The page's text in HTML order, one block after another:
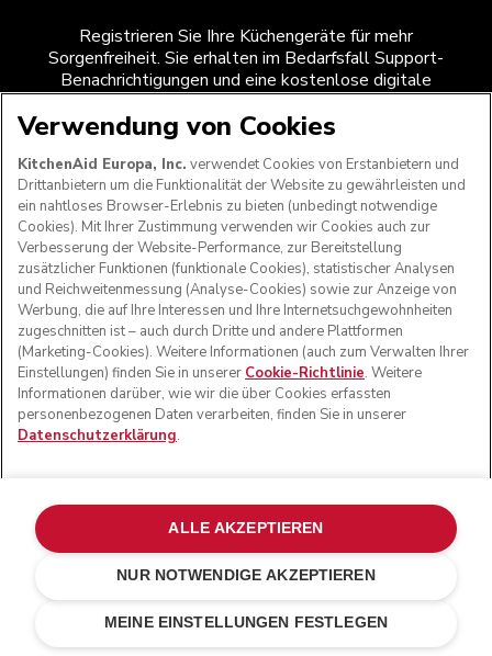
CHF 44.25 einsparen CHF 14.75
Registrieren Sie Ihre Küchengeräte für mehr
Sorgenfreiheit. Sie erhalten im Bedarfsfall Support-
Benachrichtigungen und eine kostenlose digitale
Anleitung für die ersten Schritte mit ausgewählten
Produkten.
PRODUKTREGISTRIERUNG
Kundenservice
Verfolgen Sie Ihre Bestellung
Garantie und Dokumente
Kontaktieren Sie uns.
Häufig gestellte fragen
Teilnahmebedingungen
Versand und Lieferung
Rückgaben und Erstattungen
Impressum
Erklärung zur Barrierefreiheit
ODR
Die Marke
Unsere Geschichte
Händlersuche
SUPPORT
E-SHOP-BEDINGUNGEN
ÜBER KITCHENAID
Verwendung von Cookies
KitchenAid Europa, Inc. verwendet Cookies von Erstanbietern und
Drittanbietern um die Funktionalität der Website zu gewährleisten und
ein nahtloses Browser-Erlebnis zu bieten (unbedingt notwendige
Cookies). Mit Ihrer Zustimmung verwenden wir Cookies auch zur
Verbesserung der Website-Performance, zur Bereitstellung
zusätzlicher Funktionen (funktionale Cookies), statistischer Analysen
und Reichweitenmessung (Analyse-Cookies) sowie zur Anzeige von
Werbung, die auf Ihre Interessen und Ihre Internetsuchgewohnheiten
zugeschnitten ist – auch durch Dritte und andere Plattformen
(Marketing-Cookies). Weitere Informationen (auch zum Verwalten Ihrer
Einstellungen) finden Sie in unserer Cookie-Richtlinie. Weitere
Informationen darüber, wie wir die über Cookies erfassten
personenbezogenen Daten verarbeiten, finden Sie in unserer
Datenschutzerklärung.
MEINE EINSTELLUNGEN FESTLEGEN
NUR NOTWENDIGE AKZEPTIEREN
ALLE AKZEPTIEREN